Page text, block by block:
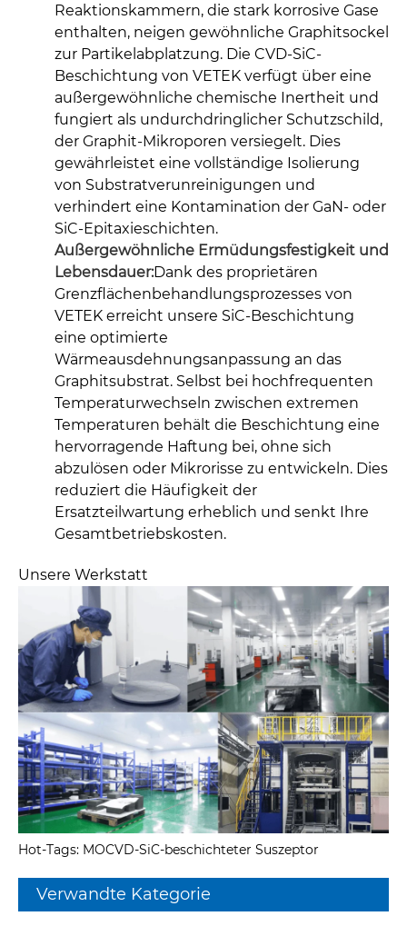
Reaktionskammern, die stark korrosive Gase
enthalten, neigen gewöhnliche Graphitsockel
zur Partikelabplatzung. Die CVD-SiC-
Beschichtung von VETEK verfügt über eine
außergewöhnliche chemische Inertheit und
fungiert als undurchdringlicher Schutzschild,
der Graphit-Mikroporen versiegelt. Dies
gewährleistet eine vollständige Isolierung
von Substratverunreinigungen und
verhindert eine Kontamination der GaN- oder
SiC-Epitaxieschichten.
Außergewöhnliche Ermüdungsfestigkeit und
Lebensdauer:Dank des proprietären
Grenzflächenbehandlungsprozesses von
VETEK erreicht unsere SiC-Beschichtung
eine optimierte
Wärmeausdehnungsanpassung an das
Graphitsubstrat. Selbst bei hochfrequenten
Temperaturwechseln zwischen extremen
Temperaturen behält die Beschichtung eine
hervorragende Haftung bei, ohne sich
abzulösen oder Mikrorisse zu entwickeln. Dies
reduziert die Häufigkeit der
Ersatzteilwartung erheblich und senkt Ihre
Gesamtbetriebskosten.
Unsere Werkstatt
Hot-Tags: MOCVD-SiC-beschichteter Suszeptor
Verwandte Kategorie